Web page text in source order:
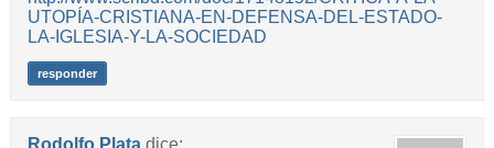
UTOPÍA-CRISTIANA-EN-DEFENSA-DEL-ESTADO-
LA-IGLESIA-Y-LA-SOCIEDAD
responder